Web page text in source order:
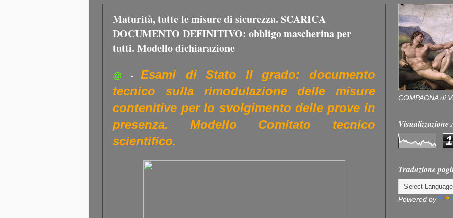
Maturità, tutte le misure di sicurezza. SCARICA
DOCUMENTO DEFINITIVO: obbligo mascherina per
tutti. Modello dichiarazione
@ -Esami di Stato II grado: documento
tecnico sulla rimodulazione delle misure
contenitive per lo svolgimento delle prove in
presenza. Modello Comitato tecnico
scientifico.
COMPAGNA di
1
Traduzione
Powered by